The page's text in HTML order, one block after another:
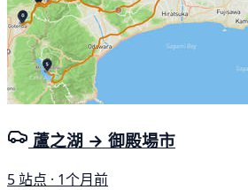
蘆之湖 → 御殿場市
5 站点 · 1个月前